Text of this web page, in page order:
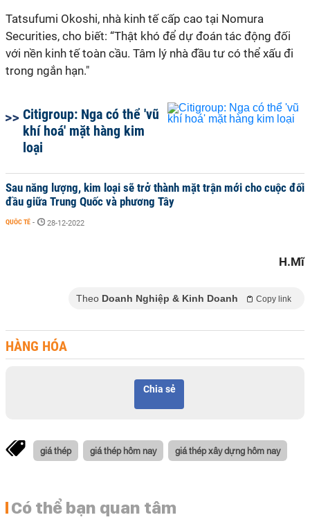
Tatsufumi Okoshi, nhà kinh tế cấp cao tại Nomura
Securities, cho biết: “Thật khó để dự đoán tác động đối
với nền kinh tế toàn cầu. Tâm lý nhà đầu tư có thể xấu đi
trong ngắn hạn."
Citigroup: Nga có thể 'vũ
khí hoá' mặt hàng kim
loại
Sau năng lượng, kim loại sẽ trở thành mặt trận mới cho cuộc đối
đầu giữa Trung Quốc và phương Tây
QUỐC TẾ - 28-12-2022
H.Mĩ
Theo Doanh Nghiệp & Kinh Doanh Copy link
HÀNG HÓA
Chia sẻ
giá thép giá thép hôm nay giá thép xây dựng hôm nay
Có thể bạn quan tâm